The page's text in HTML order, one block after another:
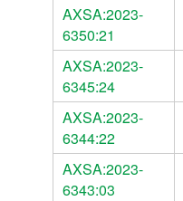
AXSA:2023-
6350:21
AXSA:2023-
6345:24
AXSA:2023-
6344:22
AXSA:2023-
6343:03